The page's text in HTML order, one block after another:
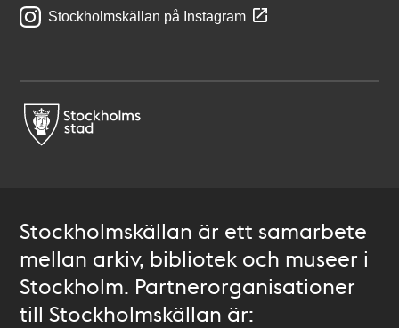
Stockholmskällan på Instagram
Stockholmskällan är ett samarbete
mellan arkiv, bibliotek och museer i
Stockholm. Partnerorganisationer
till Stockholmskällan är: